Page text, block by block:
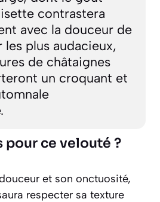
contrastera
avec la douceur de
les plus audacieux,
de châtaignes
un croquant et
pour ce velouté ?
et son onctuosité,
respecter sa texture